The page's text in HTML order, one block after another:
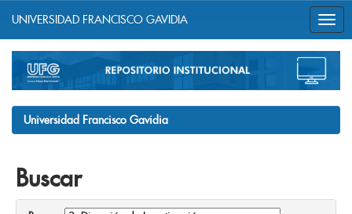
navigation
UNIVERSIDAD FRANCISCO GAVIDIA
Universidad Francisco Gavidia
Buscar